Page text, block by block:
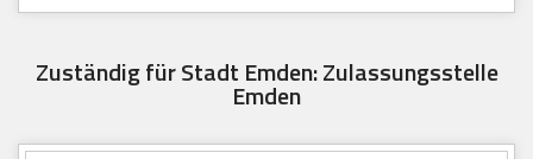
Zuständig für Stadt Emden: Zulassungsstelle
Emden